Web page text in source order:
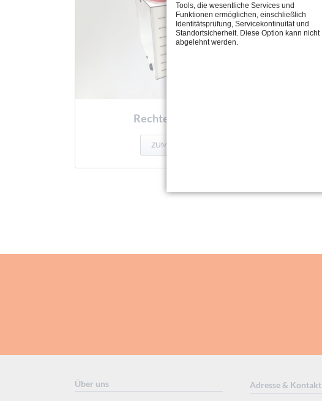
Rechteckbehälter
ZUM PRODUKT
Über uns Adresse & Kontakt
Tools, die wesentliche Services und
Funktionen ermöglichen, einschließlich
Identitätsprüfung, Servicekontinuität und
Standortsicherheit. Diese Option kann nicht
abgelehnt werden.